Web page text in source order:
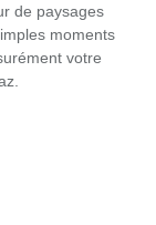
de paysages
moments
votre